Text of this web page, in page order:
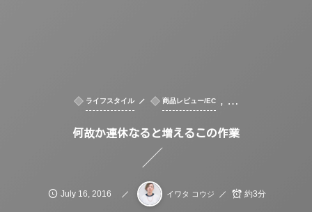
ライフスタイル 商品レビュー/EC , …
何故か連休なると増えるこの作業
July 16 2016 イワタ コウジ 約3分